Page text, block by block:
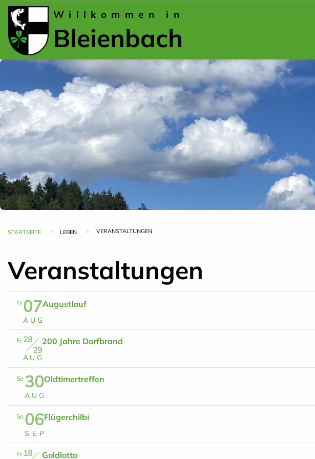
Bleienbach
Willkommen in
Pfadnavigation
STARTSEITE LEBEN VERANSTALTUNGEN
Veranstaltungen
Fr 07
A U G
Augustlauf
Fr 28
29
A U G
200 Jahre Dorfbrand
So 30
A U G
Oldtimertreffen
So 06
S E P
Flügerchilbi
Fr 18
Goldlotto